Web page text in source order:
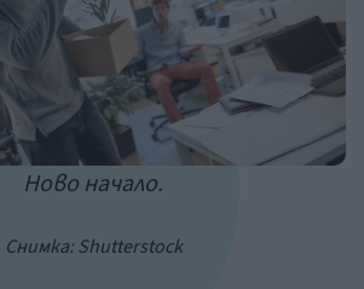
Ново начало.
Снимка: Shutterstock